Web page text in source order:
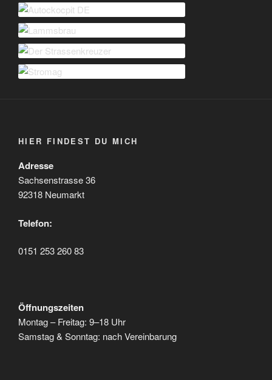
HIER FINDEST DU MICH
Adresse
Sachsenstrasse 36
92318 Neumarkt
Telefon:
0151 253 260 83
Öffnungszeiten
Montag – Freitag: 9–18 Uhr
Samstag & Sonntag: nach Vereinbarung